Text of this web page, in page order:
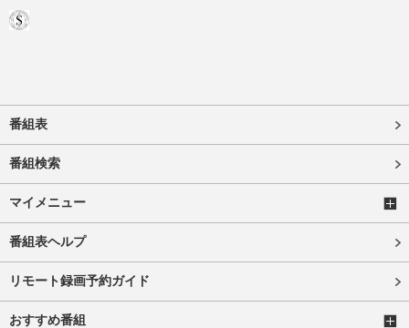
番組表
番組検索
マイメニュー
番組表ヘルプ
リモート録画予約ガイド
おすすめ番組